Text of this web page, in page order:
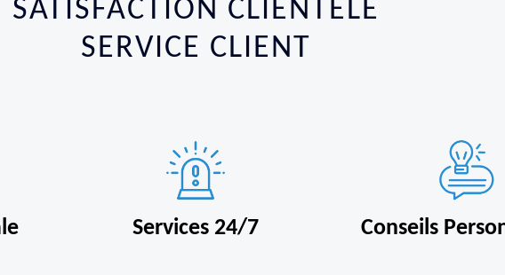
SATISFACTION CLIENTÈLE
SERVICE CLIENT
Services 24/7 Conseils